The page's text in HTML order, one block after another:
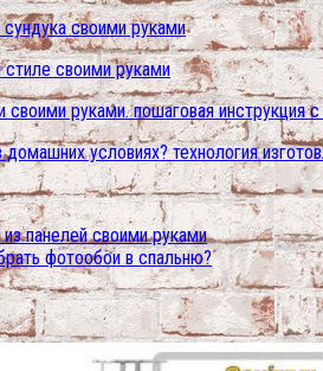
своими руками
своими руками
своими руками. пошаговая
условиях? технология
панелей своими руками
фотообои в спальню?